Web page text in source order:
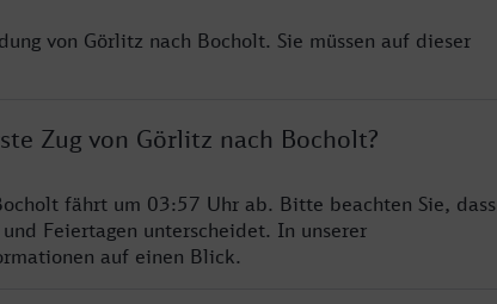
von Görlitz nach Bocholt. Sie müssen auf dieser
Zug von Görlitz nach Bocholt?
fährt um 03:57 Uhr ab. Bitte beachten Sie, dass
Feiertagen unterscheidet. In unserer
auf einen Blick.